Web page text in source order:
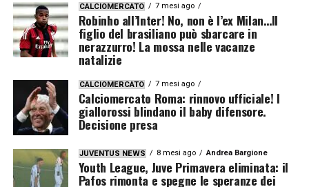
CALCIOMERCATO 7 mesi ago
Robinho all’Inter! No, non è l’ex Milan…Il
figlio del brasiliano può sbarcare in
nerazzurro! La mossa nelle vacanze
natalizie
CALCIOMERCATO 7 mesi ago
Calciomercato Roma: rinnovo ufficiale! I
giallorossi blindano il baby difensore.
Decisione presa
JUVENTUS NEWS 8 mesi ago Andrea Bargione
Youth League, Juve Primavera eliminata: il
Pafos rimonta e spegne le speranze dei